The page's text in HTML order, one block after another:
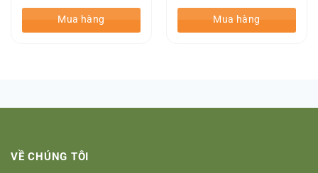
Mua hàng Mua hàng
VỀ CHÚNG TÔI